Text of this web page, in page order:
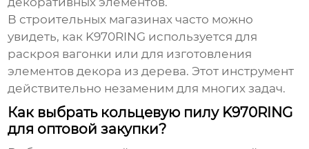
В строительных магазинах часто можно
увидеть, как K970RING используется для
раскроя вагонки или для изготовления
элементов декора из дерева. Этот инструмент
действительно незаменим для многих задач.
Как выбрать кольцевую пилу K970RING
для оптовой закупки?